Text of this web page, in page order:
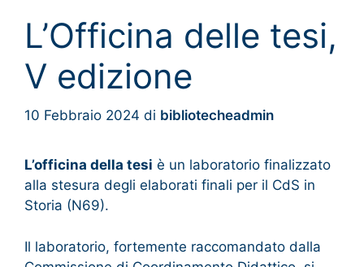
L’Officina delle tesi,
V edizione
10 Febbraio 2024 di bibliotecheadmin
L’officina della tesi è un laboratorio finalizzato
alla stesura degli elaborati finali per il CdS in
Storia (N69).
Il laboratorio, fortemente raccomandato dalla